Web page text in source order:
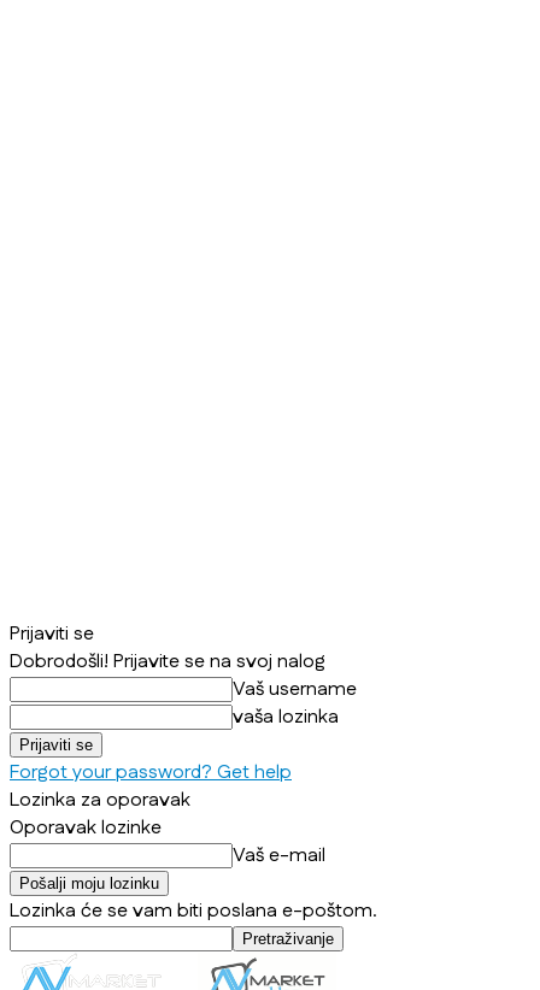
Prijaviti se
Dobrodošli! Prijavite se na svoj nalog
Vaš username
vaša lozinka
Forgot your password? Get help
Lozinka za oporavak
Oporavak lozinke
Vaš e-mail
Lozinka će se vam biti poslana e-poštom.